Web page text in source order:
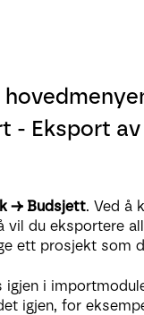
Eksport av
→ Budsjett. Ved å
du eksportere
ett prosjekt som
i
igjen, for